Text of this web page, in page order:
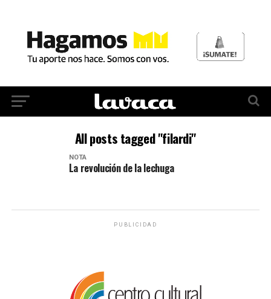
All posts tagged "filardi"
NOTA
La revolución de la lechuga
PUBLICIDAD